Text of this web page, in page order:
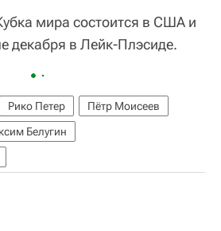
мира состоится в США и
декабря в Лейк-Плэсиде.
Рико Петер
Пётр Моисеев
Белугин